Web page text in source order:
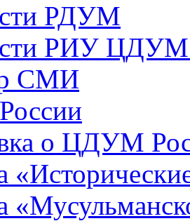
РДУМ
РИУ ЦДУМ
СМИ
о ЦДУМ